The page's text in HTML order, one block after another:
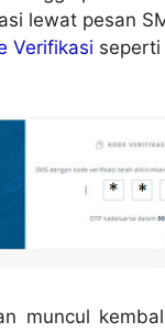
lewat pesan
Verifikasi
muncul